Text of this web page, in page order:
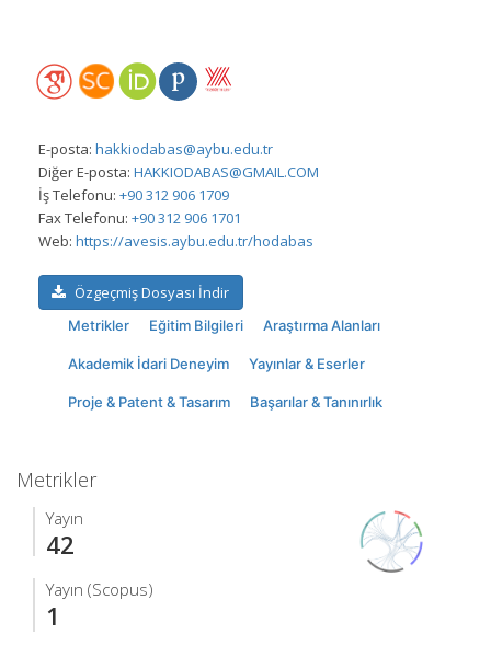
E-posta: hakkiodabas@aybu.edu.tr
Diğer E-posta: HAKKIODABAS@GMAIL.COM
İş Telefonu: +90 312 906 1709
Fax Telefonu: +90 312 906 1701
Web: https://avesis.aybu.edu.tr/hodabas
Özgeçmiş Dosyası İndir
Metrikler Eğitim Bilgileri Araştırma Alanları
Akademik İdari Deneyim Yayınlar & Eserler
Proje & Patent & Tasarım Başarılar & Tanınırlık
Metrikler
Yayın
42
Yayın (Scopus)
1